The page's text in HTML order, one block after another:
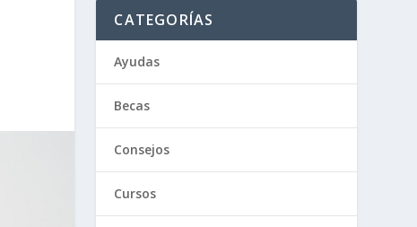
CATEGORÍAS
Ayudas
Becas
Consejos
Cursos